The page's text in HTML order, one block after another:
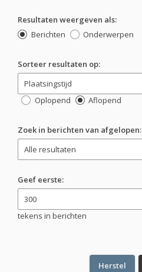
Resultaten weergeven als:
Berichten
Onderwerpen
Sorteer resultaten op:
Oplopend Aflopend
Zoek in berichten van afgelopen:
Geef eerste:
tekens in berichten